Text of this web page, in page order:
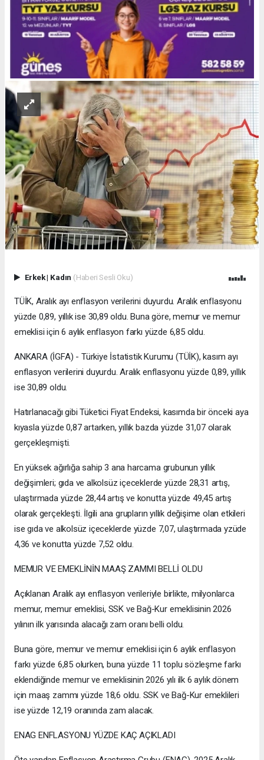
Erkek| Kadın (Haberi Sesli Oku)
TÜİK, Aralık ayı enflasyon verilerini duyurdu. Aralık enflasyonu
yüzde 0,89, yıllık ise 30,89 oldu. Buna göre, memur ve memur
emeklisi için 6 aylık enflasyon farkı yüzde 6,85 oldu.
ANKARA (İGFA) - Türkiye İstatistik Kurumu (TÜİK), kasım ayı
enflasyon verilerini duyurdu. Aralık enflasyonu yüzde 0,89, yıllık
ise 30,89 oldu.
Hatırlanacağı gibi Tüketici Fiyat Endeksi, kasımda bir önceki aya
kıyasla yüzde 0,87 artarken, yıllık bazda yüzde 31,07 olarak
gerçekleşmişti.
En yüksek ağırlığa sahip 3 ana harcama grubunun yıllık
değişimleri; gıda ve alkolsüz içeceklerde yüzde 28,31 artış,
ulaştırmada yüzde 28,44 artış ve konutta yüzde 49,45 artış
olarak gerçekleşti. İlgili ana grupların yıllık değişime olan etkileri
ise gıda ve alkolsüz içeceklerde yüzde 7,07, ulaştırmada yzüde
4,36 ve konutta yüzde 7,52 oldu.
MEMUR VE EMEKLİNİN MAAŞ ZAMMI BELLİ OLDU
Açıklanan Aralık ayı enflasyon verileriyle birlikte, milyonlarca
memur, memur emeklisi, SSK ve Bağ-Kur emeklisinin 2026
yılının ilk yarısında alacağı zam oranı belli oldu.
Buna göre, memur ve memur emeklisi için 6 aylık enflasyon
farkı yüzde 6,85 olurken, buna yüzde 11 toplu sözleşme farkı
eklendiğinde memur ve emeklisinin 2026 yılı ilk 6 aylık dönem
için maaş zammı yüzde 18,6 oldu. SSK ve Bağ-Kur emeklileri
ise yüzde 12,19 oranında zam alacak.
ENAG ENFLASYONU YÜZDE KAÇ AÇIKLADI